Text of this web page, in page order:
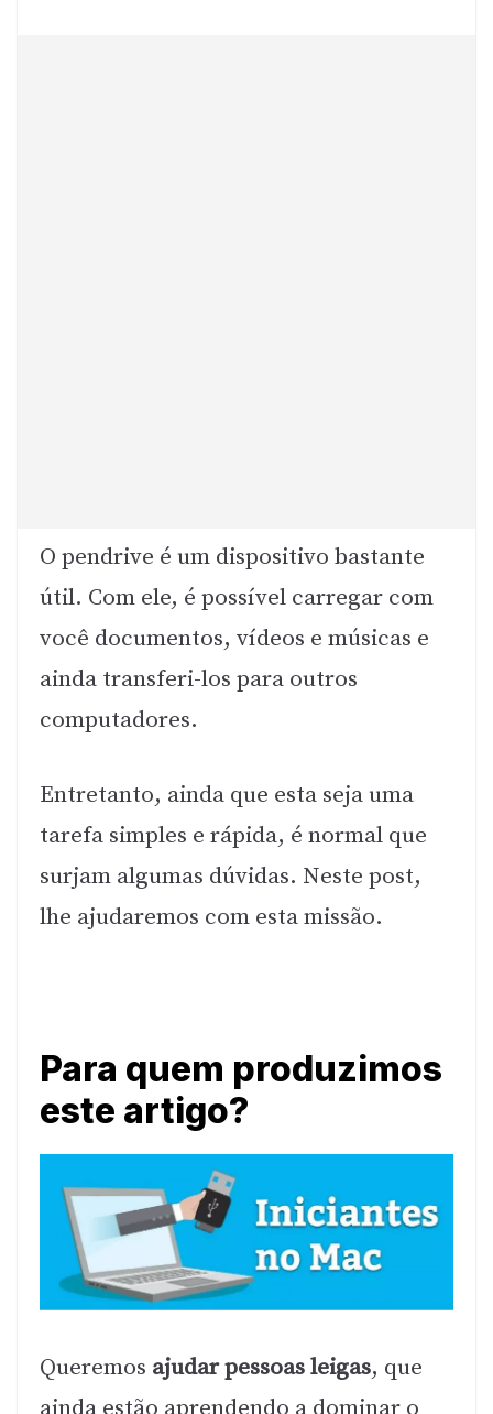
O pendrive é um dispositivo bastante
útil. Com ele, é possível carregar com
você documentos, vídeos e músicas e
ainda transferi-los para outros
computadores.
Entretanto, ainda que esta seja uma
tarefa simples e rápida, é normal que
surjam algumas dúvidas. Neste post,
lhe ajudaremos com esta missão.
Para quem produzimos
este artigo?
Queremos ajudar pessoas leigas, que